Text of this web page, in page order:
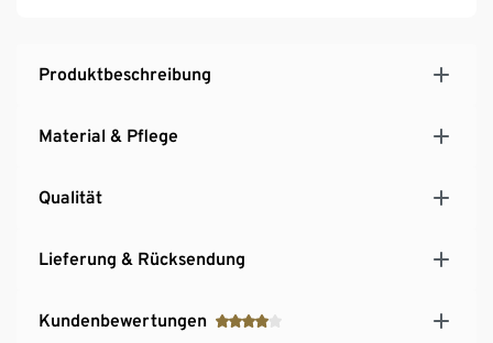
Produktbeschreibung
Material & Pflege
Qualität
Lieferung & Rücksendung
Kundenbewertungen